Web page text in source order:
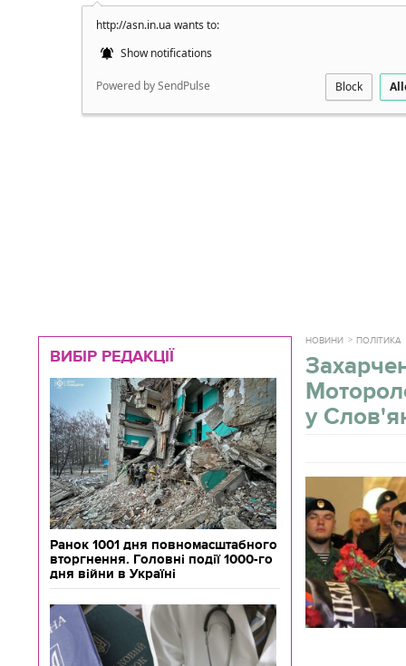
http://asn.in.ua wants to:
Show notifications
Powered by SendPulse Block
ВИБІР РЕДАКЦІЇ
Ранок 1001 дня повномасштабного
вторгнення. Головні події 1000-го
дня війни в Україні
НОВИНИ ПОЛІТИКА
у